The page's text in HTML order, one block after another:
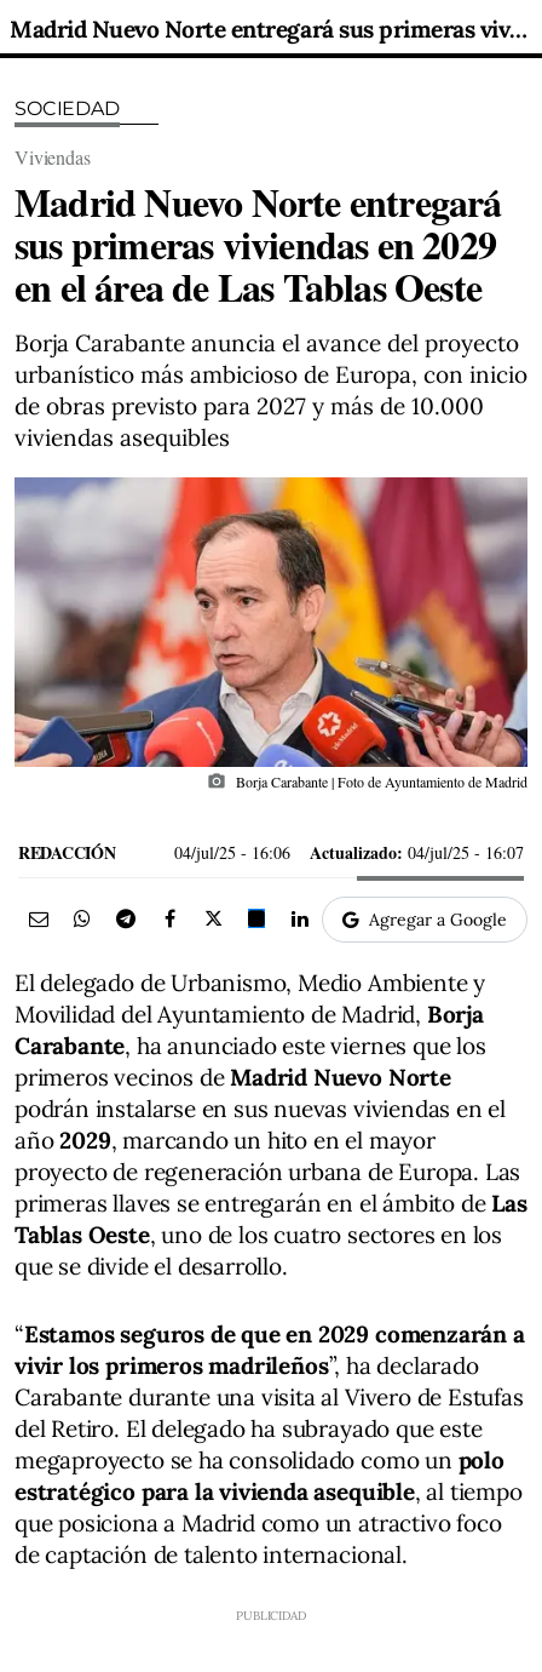
Madrid Nuevo Norte entregará sus primeras viviendas en 2029 en el área de Las Tablas Oeste
SOCIEDAD
Viviendas
Madrid Nuevo Norte entregará
sus primeras viviendas en 2029
en el área de Las Tablas Oeste
Borja Carabante anuncia el avance del proyecto
urbanístico más ambicioso de Europa, con inicio
de obras previsto para 2027 y más de 10.000
viviendas asequibles
photo_camera Borja Carabante | Foto de Ayuntamiento de Madrid
REDACCIÓN 04/jul/25 - 16:06 Actualizado: 04/jul/25 - 16:07
Agregar a Google
El delegado de Urbanismo, Medio Ambiente y
Movilidad del Ayuntamiento de Madrid, Borja
Carabante, ha anunciado este viernes que los
primeros vecinos de Madrid Nuevo Norte
podrán instalarse en sus nuevas viviendas en el
año2029, marcando un hito en el mayor
proyecto de regeneración urbana de Europa. Las
primeras llaves se entregarán en el ámbito de Las
Tablas Oeste, uno de los cuatro sectores en los
que se divide el desarrollo.
“Estamos seguros de que en 2029 comenzarán a
vivir los primeros madrileños”, ha declarado
Carabante durante una visita al Vivero de Estufas
del Retiro. El delegado ha subrayado que este
megaproyecto se ha consolidado como un polo
estratégico para la vivienda asequible, al tiempo
que posiciona a Madrid como un atractivo foco
de captación de talento internacional.